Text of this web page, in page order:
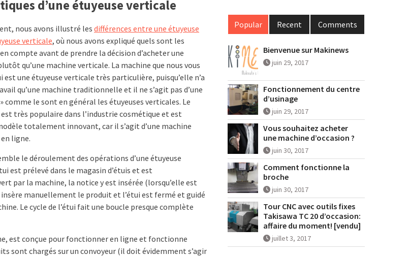
d’une étuyeuse verticale
nous avons illustré lesdifférences entre une étuyeuse
verticale, où nous avons expliqué quels sont les
compte avant de prendre la décision d’acheter une
qu’une machine verticale. La machine que nous vous
est une étuyeuse verticale très particulière, puisqu’elle n’a
qu’une machine traditionnelle et il ne s’agit pas d’une
» comme le sont en général les étuyeuses verticales. Le
est très populaire dans l’industrie cosmétique et est
totalement innovant, car il s’agit d’une machine
ligne.
le déroulement des opérations d’une étuyeuse
est prélevé dans le magasin d’étuis et est
par la machine, la notice y est insérée (lorsqu’elle est
manuellement le produit et l’étui est fermé et guidé
Le cycle de l’étui fait une boucle presque complète
est conçue pour fonctionner en ligne et fonctionne
sont chargés sur un convoyeur (il doit évidemment s’agir
Popular Recent Comments
Bienvenue sur Makinews
juin 29, 2017
Fonctionnement du centre
d’usinage
juin 29, 2017
Vous souhaitez acheter
une machine d’occasion ?
juin 30, 2017
Comment fonctionne la
broche
juin 30, 2017
Tour CNC avec outils fixes
Takisawa TC 20 d’occasion:
affaire du moment! [vendu]
juillet 3, 2017